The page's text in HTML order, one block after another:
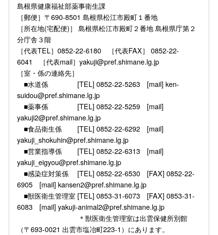
島根県健康福祉部薬事衛生課
［郵便］〒690-8501 島根県松江市殿町１番地
［所在地(宅配便)］ 島根県松江市殿町２番地 島根県庁第２
分庁舎３階
［代表TEL］0852-22-6180 ［代表FAX］ 0852-22-
6041 ［代表mail］yakuji@pref.shimane.lg.jp
［室・係の連絡先］
■水道係 [TEL] 0852-22-5263 [mail] ken-
suidou@pref.shimane.lg.jp
■薬事係 [TEL] 0852-22-5259 [mail]
yakuji2@pref.shimane.lg.jp
■食品衛生係 [TEL] 0852-22-6292 [mail]
yakuji_shokuhin@pref.shimane.lg.jp
■営業指導係 [TEL] 0852-22-6313 [mail]
yakuji_eigyou@pref.shimane.lg.jp
■感染症対策係 [TEL] 0852-22-6530 [FAX] 0852-22-
6905 [mail] kansen2@pref.shimane.lg.jp
■獣医衛生管理室 [TEL] 0853-31-6073 [FAX] 0853-31-
6083 [mail] yakuji-animal2@pref.shimane.lg.jp
＊獣医衛生管理室は出雲保健所別館
（〒693-0021 出雲市塩冶町223-1）にあります。